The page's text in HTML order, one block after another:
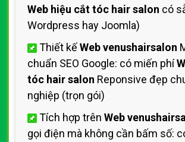
Web hiệu cắt tóc hair salon có
Wordpress hay Joomla)
Thiết kếWeb venushairsalon
chuẩn SEO Google: có miến phí
tóc hair salon Reponsive đẹp
nghiệp (trọn gói)
Tích hợp trên Web
gọi điện mà không cần bấm số: